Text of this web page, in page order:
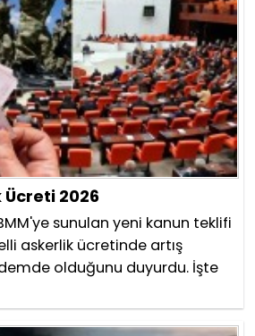
2026
sunulan yeni kanun teklifi
askerlik ücretinde artış
olduğunu duyurdu. İşte